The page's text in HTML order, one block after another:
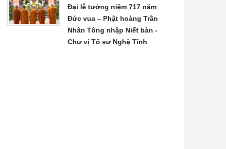
Đại lễ tưởng niệm 717 năm
Đức vua – Phật hoàng Trần
Nhân Tông nhập Niết bàn -
Chư vị Tổ sư Nghệ Tĩnh